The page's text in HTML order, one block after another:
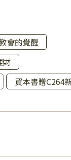
會的覺醒
財
買本書贈C264